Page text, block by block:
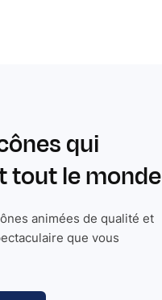
qui
tout le monde
animées de qualité et
que vous